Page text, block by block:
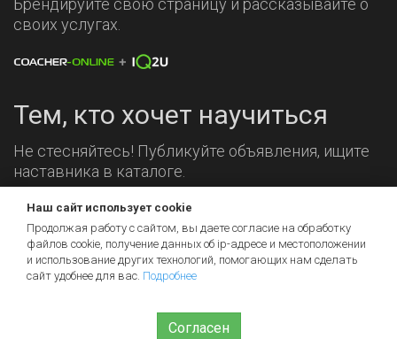
Брендируйте свою страницу и рассказывайте о
своих услугах.
Тем, кто хочет научиться
Не стесняйтесь! Публикуйте объявления, ищите
наставника в каталоге.
Мы на связи!
Наш сайт использует cookie
Продолжая работу с сайтом, вы даете согласие на обработку
файлов cookie, получение данных об ip-адресе и местоположении
и использование других технологий, помогающих нам сделать
сайт удобнее для вас. Подробнее
Согласен